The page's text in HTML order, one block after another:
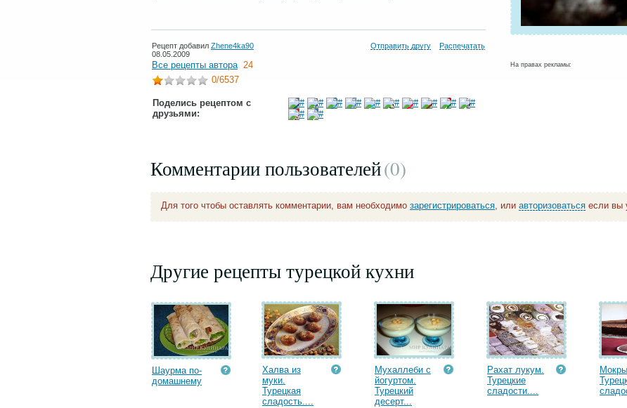
Рецепт добавил Zhene4ka90
08.05.2009
Отправить другу Распечатать
Все рецепты автора 24
0/6537
Поделись рецептом с
друзьями:
На правах рекламы:
Комментарии пользователей(0)
Для того чтобы оставлять комментарии, вам необходимо зарегистрироваться, или авторизоваться если вы
Другие рецепты турецкой кухни
Шаурма по-
домашнему
Халва из
муки.
Турецкая
сладость....
Мухаллеби с
йогуртом.
Турецкий
десерт...
Рахат лукум.
Турецкие
сладости....